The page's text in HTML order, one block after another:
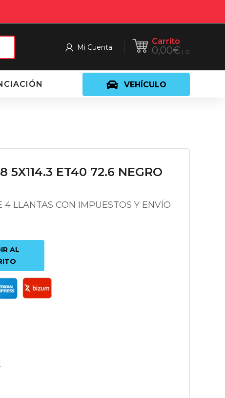
Carrito
0,00€ 0
Mi Cuenta
VEHÍCULO
5X114.3 ET40 72.6 NEGRO
4 LLANTAS CON IMPUESTOS Y ENVÍO
AL